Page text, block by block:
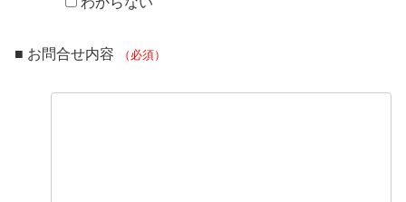
■ お問合せ内容 （必須）